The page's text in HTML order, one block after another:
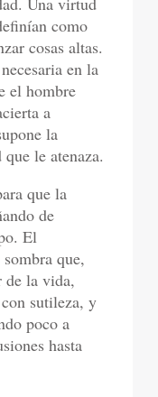
como
cosas altas.
en la
el hombre
a
la
le atenaza.
que la
de
El
que,
de la vida,
sutileza, y
poco a
hasta